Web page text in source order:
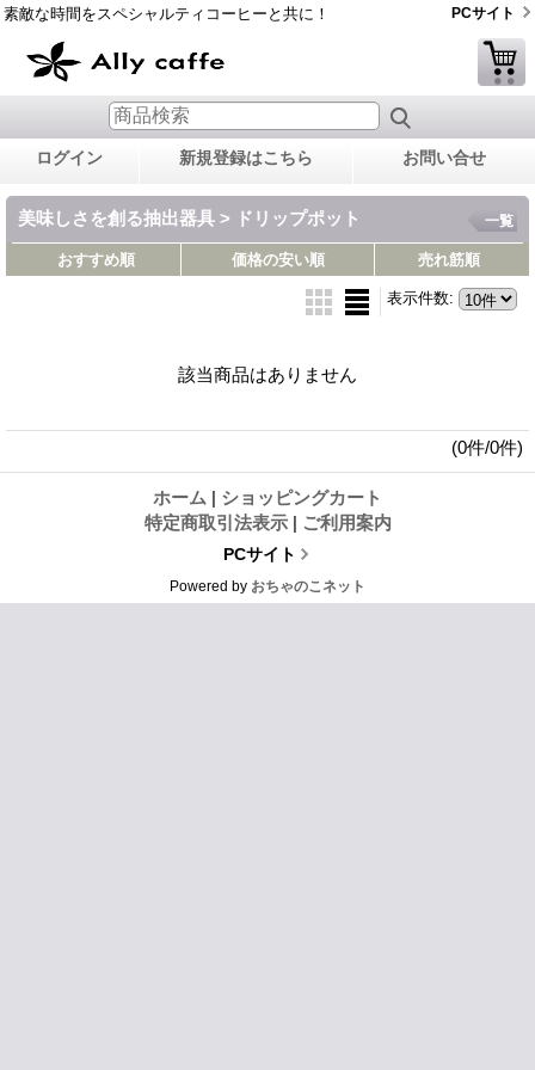
素敵な時間をスペシャルティコーヒーと共に！ PCサイト
ログイン 新規登録はこちら お問い合せ
美味しさを創る抽出器具 > ドリップポット 一覧
おすすめ順 価格の安い順 売れ筋順
表示件数:
該当商品はありません
(0件/0件)
ホーム | ショッピングカート
特定商取引法表示 | ご利用案内
PCサイト
Powered by おちゃのこネット